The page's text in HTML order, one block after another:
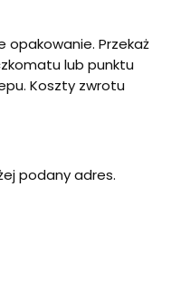
opakowanie. Przekaż
lub punktu
Koszty zwrotu
podany adres.